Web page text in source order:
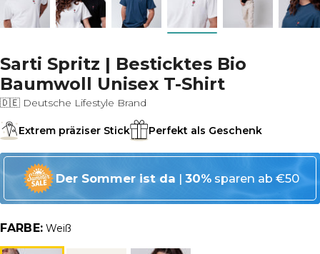
Sarti Spritz | Besticktes Bio
Baumwoll Unisex T-Shirt
🇩🇪 Deutsche Lifestyle Brand
Extrem präziser Stick Perfekt als Geschenk
Der Sommer ist da | 30%sparen ab €50
FARBE: Weiß